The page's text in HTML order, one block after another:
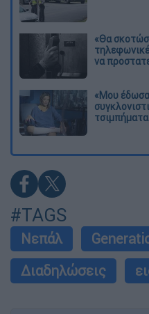
«Θα
να
«Μου
#TAGS
Νεπάλ
Διαδηλώσεις